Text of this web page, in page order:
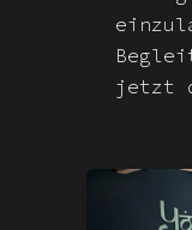
jetzt